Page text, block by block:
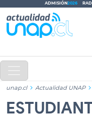
ADMISIÓN2026
unap.cl Actualidad UNAP